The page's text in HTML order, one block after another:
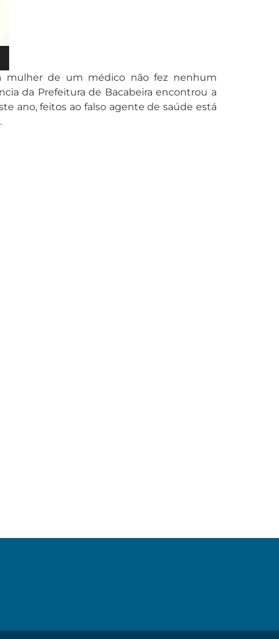
mulher de um médico não fez nenhum
da Prefeitura de Bacabeira encontrou a
ano, feitos ao falso agente de saúde está